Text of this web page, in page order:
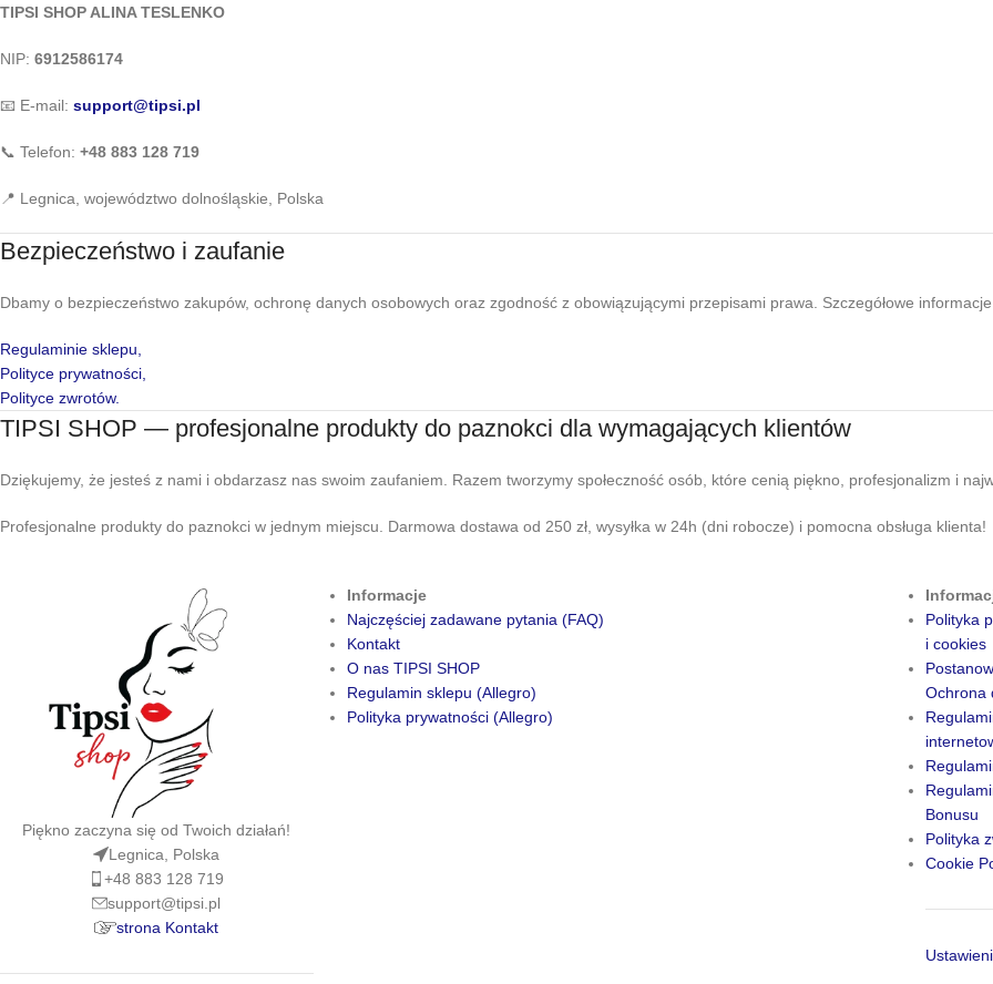
TIPSI SHOP ALINA TESLENKO
NIP: 6912586174
📧 E-mail: support@tipsi.pl
📞 Telefon: +48 883 128 719
📍 Legnica, województwo dolnośląskie, Polska
Bezpieczeństwo i zaufanie
Dbamy o bezpieczeństwo zakupów, ochronę danych osobowych oraz zgodność z obowiązującymi przepisami prawa. Szczegółowe
Regulaminie sklepu,
Polityce prywatności,
Polityce zwrotów.
TIPSI SHOP — profesjonalne produkty do paznokci dla wymagających klientów
Dziękujemy, że jesteś z nami i obdarzasz nas swoim zaufaniem. Razem tworzymy społeczność osób, które cenią piękno, profesjonalizm i
Profesjonalne produkty do paznokci w jednym miejscu. Darmowa dostawa od 250 zł, wysyłka w 24h (dni robocze) i pomocna obsługa klienta!
Piękno zaczyna się od Twoich działań!
Legnica, Polska
+48 883 128 719
support@tipsi.pl
strona Kontakt
Informacje
Najczęściej zadawane pytania (FAQ)
Kontakt
O nas TIPSI SHOP
Regulamin sklepu (Allegro)
Polityka prywatności (Allegro)
Polityka
i cookies
Ochrona
Bonusu
Polityka
Cookie